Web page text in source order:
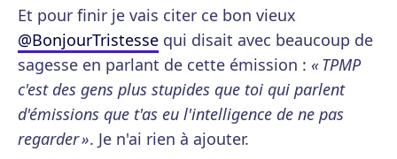
Et pour finir je vais citer ce bon vieux
@BonjourTristesse qui disait avec beaucoup de
sagesse en parlant de cette émission : « TPMP
c'est des gens plus stupides que toi qui parlent
d'émissions que t'as eu l'intelligence de ne pas
regarder ». Je n'ai rien à ajouter.